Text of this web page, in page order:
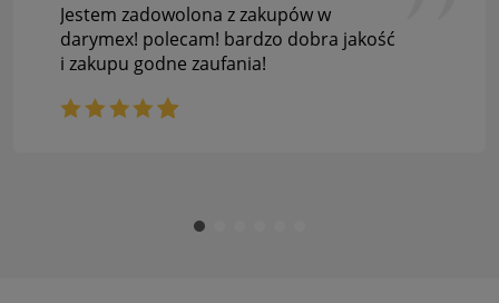
Jestem zadowolona z zakupów w
darymex! polecam! bardzo dobra jakość
i zakupu godne zaufania!